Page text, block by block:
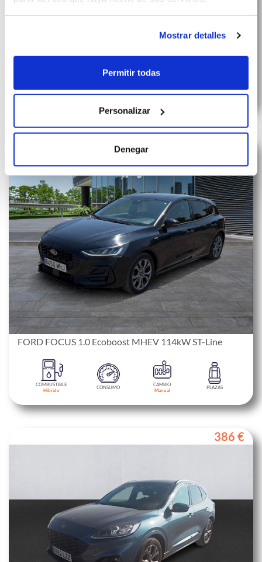
Mostrar detalles
Permitir todas
Personalizar
Denegar
COMBUSTIBLE
Híbrido
CONSUMO
CAMBIO
Manual
PLAZAS
FORD FOCUS 1.0 Ecoboost MHEV 114kW ST-Line
COMBUSTIBLE
Híbrido
CONSUMO
CAMBIO
Manual
PLAZAS
386 €